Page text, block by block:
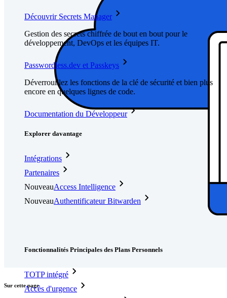
Découvrir Secrets Manager
Gestion des secrets chiffrée de bout en bout pour le
développement, DevOps et les équipes IT.
Passwordless.dev et Passkeys
Déverrouillez les fonctions de la clé de sécurité et bien plus
encore en quelques lignes de code.
Documentation du Développeur
Explorer davantage
Intégrations
Partenaires
NouveauAccess Intelligence
NouveauAuthentificateur Bitwarden
Fonctionnalités Principales des Plans Personnels
TOTP intégré
Accès d'urgence
Sur cette page